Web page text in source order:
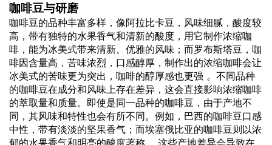
咖啡豆与研磨
咖啡豆的品种丰富多样，像阿拉比卡豆，风味细腻，酸度较
高，带有独特的水果香气和清新的酸度，用它制作浓缩咖
啡，能为冰美式带来清新、优雅的风味；而罗布斯塔豆，咖
啡因含量高，苦味浓烈，口感醇厚，制作出的浓缩咖啡会让
冰美式的苦味更为突出，咖啡的醇厚感也更强 。不同品种
的咖啡豆在成分和风味上存在差异，这会直接影响浓缩咖啡
的萃取量和质量。即使是同一品种的咖啡豆，由于产地不
同，其风味和特性也会有所不同。例如，巴西的咖啡豆口感
中性，带有淡淡的坚果香气；而埃塞俄比亚的咖啡豆则以浓
郁的水果香气和明亮的酸度著称 。这些产地差异会导致在